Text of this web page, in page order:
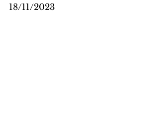
18/11/2023